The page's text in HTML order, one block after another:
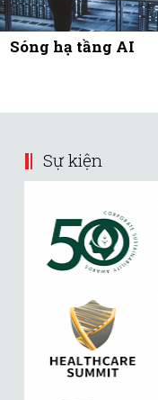
Sóng hạ tầng AI
Sự kiện